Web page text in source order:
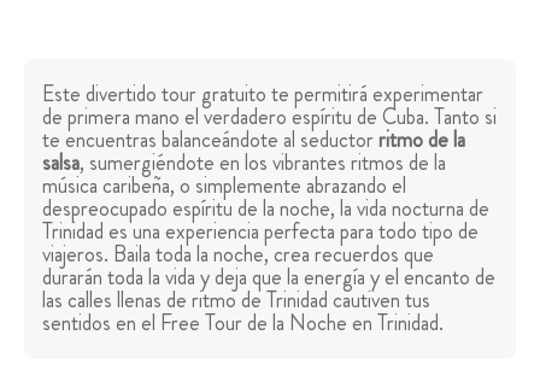
Este divertido tour gratuito te permitirá experimentar
de primera mano el verdadero espíritu de Cuba. Tanto si
te encuentras balanceándote al seductorritmo de la
salsa, sumergiéndote en los vibrantes ritmos de la
música caribeña, o simplemente abrazando el
despreocupado espíritu de la noche, la vida nocturna de
Trinidad es una experiencia perfecta para todo tipo de
viajeros. Baila toda la noche, crea recuerdos que
durarán toda la vida y deja que la energía y el encanto de
las calles llenas de ritmo de Trinidad cautiven tus
sentidos en el Free Tour de la Noche en Trinidad.